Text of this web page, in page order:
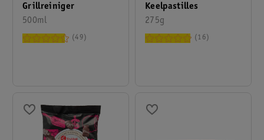
Grillreiniger
500ml
49
Keelpastilles
275g
16